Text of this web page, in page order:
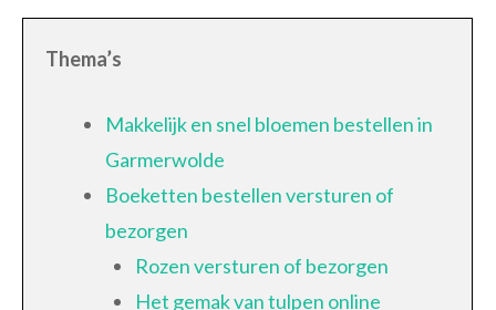
Thema’s
Makkelijk en snel bloemen bestellen in
Garmerwolde
Boeketten bestellen versturen of
bezorgen
Rozen versturen of bezorgen
Het gemak van tulpen online